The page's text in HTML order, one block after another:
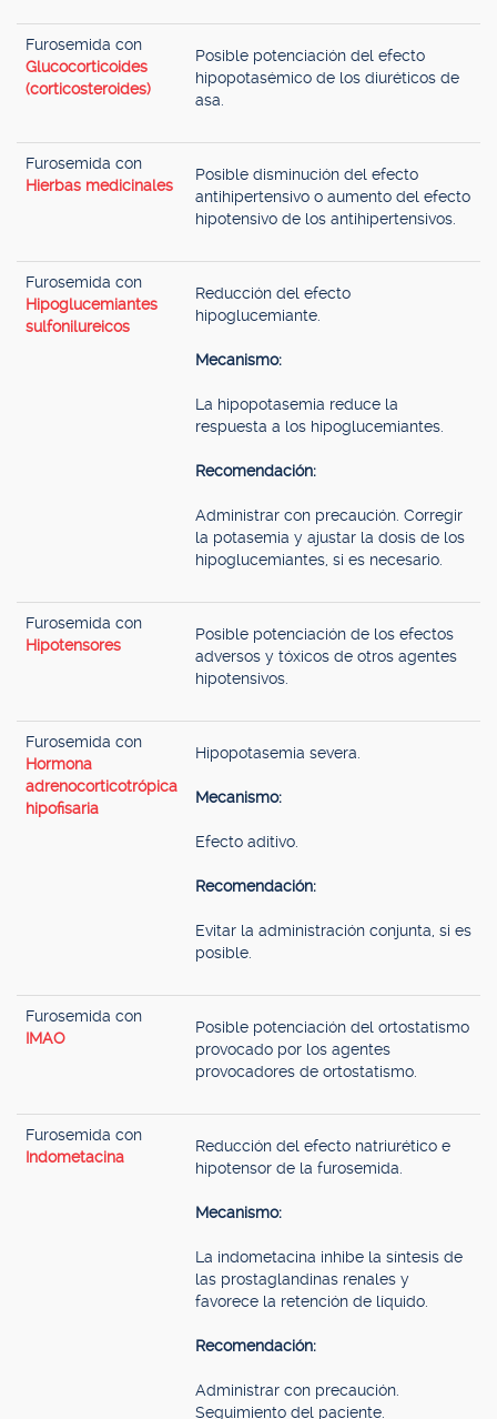
Furosemida con
Glucocorticoides
(corticosteroides)
Posible potenciación del efecto
hipopotasémico de los diuréticos de
asa.
Furosemida con
Hierbas medicinales
Posible disminución del efecto
antihipertensivo o aumento del efecto
hipotensivo de los antihipertensivos.
Furosemida con
Hipoglucemiantes
sulfonilureicos
Reducción del efecto
hipoglucemiante.
Mecanismo:
La hipopotasemia reduce la
respuesta a los hipoglucemiantes.
Recomendación:
Administrar con precaución. Corregir
la potasemia y ajustar la dosis de los
hipoglucemiantes, si es necesario.
Furosemida con
Hipotensores
Posible potenciación de los efectos
adversos y tóxicos de otros agentes
hipotensivos.
Furosemida con
Hormona
adrenocorticotrópica
hipofisaria
Hipopotasemia severa.
Mecanismo:
Efecto aditivo.
Recomendación:
Evitar la administración conjunta, si es
posible.
Furosemida con
IMAO
Posible potenciación del ortostatismo
provocado por los agentes
provocadores de ortostatismo.
Furosemida con
Indometacina
Reducción del efecto natriurético e
hipotensor de la furosemida.
Mecanismo:
La indometacina inhibe la síntesis de
las prostaglandinas renales y
favorece la retención de líquido.
Recomendación:
Administrar con precaución.
Seguimiento del paciente.